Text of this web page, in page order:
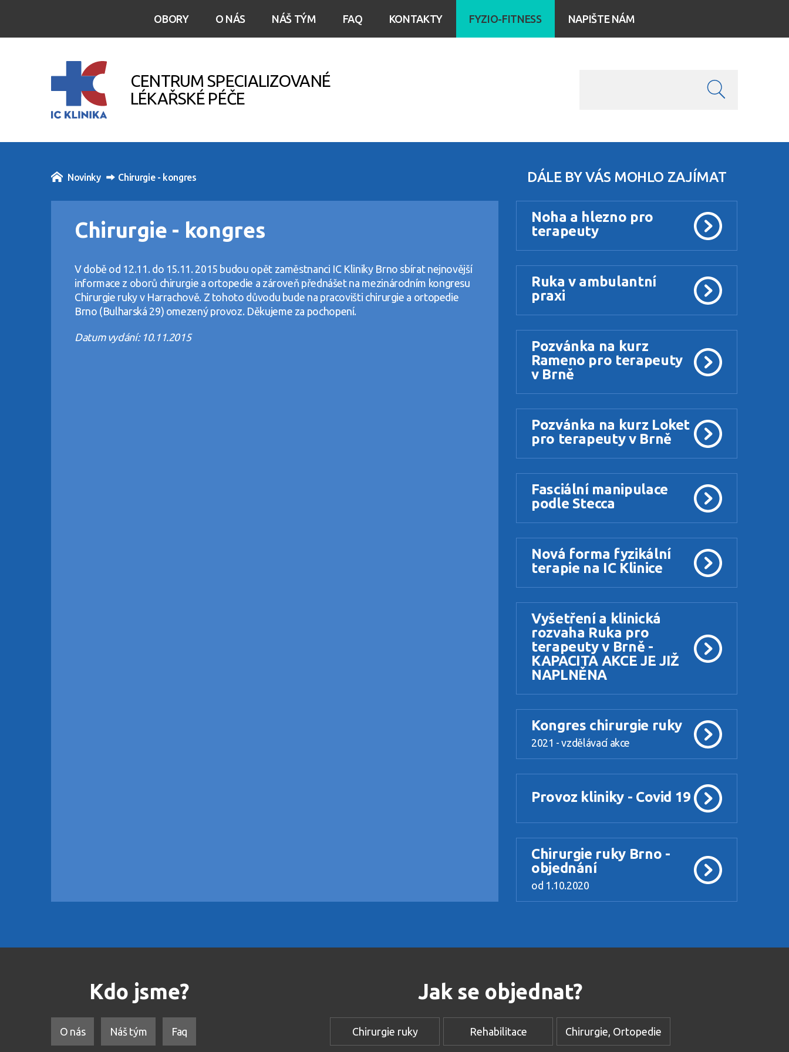
OBORY O NÁS NÁŠ TÝM FAQ KONTAKTY FYZIO-FITNESS NAPIŠTE NÁM
CENTRUM SPECIALIZOVANÉ
LÉKAŘSKÉ PÉČE
Novinky Chirurgie - kongres
Chirurgie - kongres
V době od 12.11. do 15.11. 2015 budou opět zaměstnanci IC Kliniky Brno sbírat nejnovější
informace z oborů chirurgie a ortopedie a zároveň přednášet na mezinárodním kongresu
Chirurgie ruky v Harrachově. Z tohoto důvodu bude na pracovišti chirurgie a ortopedie
Brno (Bulharská 29) omezený provoz. Děkujeme za pochopení.
Datum vydání: 10.11.2015
DÁLE BY VÁS MOHLO ZAJÍMAT
Noha a hlezno pro
terapeuty
Ruka v ambulantní
praxi
Pozvánka na kurz
Rameno pro terapeuty
v Brně
Pozvánka na kurz Loket
pro terapeuty v Brně
Fasciální manipulace
podle Stecca
Nová forma fyzikální
terapie na IC Klinice
Vyšetření a klinická
rozvaha Ruka pro
terapeuty v Brně -
KAPACITA AKCE JE JIŽ
NAPLNĚNA
Kongres chirurgie ruky
2021 - vzdělávací akce
Provoz kliniky - Covid 19
Chirurgie ruky Brno -
objednání
od 1.10.2020
Kdo jsme?
O nás Náš tým Faq
Jak se objednat?
Chirurgie ruky Rehabilitace Chirurgie, Ortopedie